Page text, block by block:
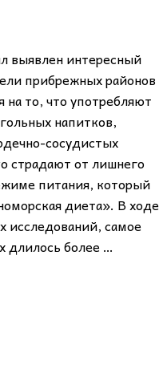
выявлен интересный
прибрежных районов
то, что употребляют
напитков,
сосудистых
страдают от лишнего
питания, который
диета». В ходе
исследований, самое
длилось более …